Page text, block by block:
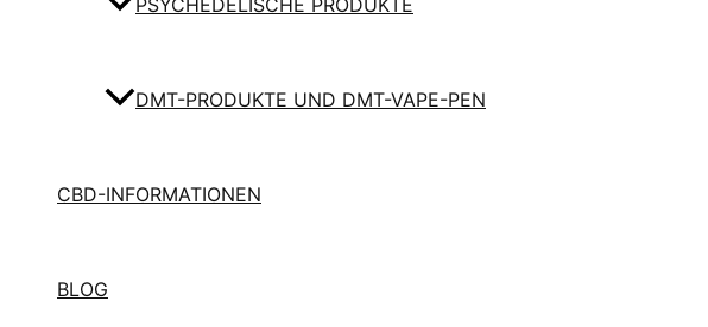
PSYCHEDELISCHE PRODUKTE
DMT-PRODUKTE UND DMT-VAPE-PEN
CBD-INFORMATIONEN
BLOG